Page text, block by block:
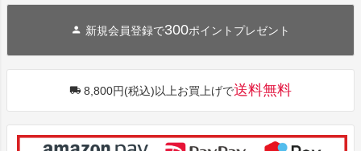
新規会員登録で300ポイントプレゼント
8,800円(税込)以上お買上げで送料無料